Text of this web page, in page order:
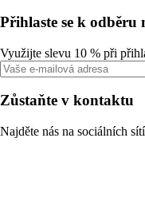
Přihlaste se k odběru
Využijte slevu 10 % při
Zůstaňte v kontaktu
Najděte nás na sociálních